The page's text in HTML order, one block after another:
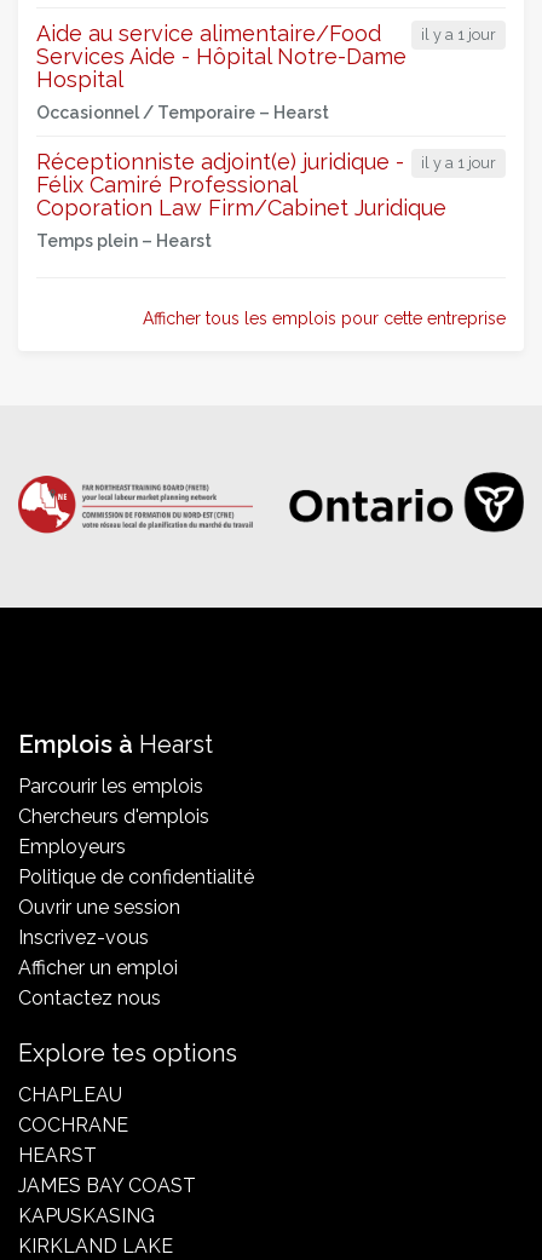
il y a 1 jour
Aide au service alimentaire/Food
Services Aide - Hôpital Notre-Dame
Hospital
Occasionnel / Temporaire – Hearst
il y a 1 jour
Réceptionniste adjoint(e) juridique -
Félix Camiré Professional
Coporation Law Firm/Cabinet Juridique
Temps plein – Hearst
Afficher tous les emplois pour cette entreprise
Emplois à Hearst
Parcourir les emplois
Chercheurs d'emplois
Employeurs
Politique de confidentialité
Ouvrir une session
Inscrivez-vous
Afficher un emploi
Contactez nous
Explore tes options
CHAPLEAU
COCHRANE
HEARST
JAMES BAY COAST
KAPUSKASING
KIRKLAND LAKE